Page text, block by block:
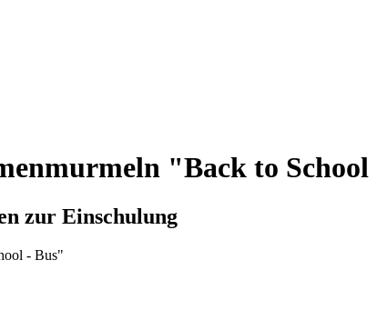
"Back to School
zur Einschulung
- Bus"